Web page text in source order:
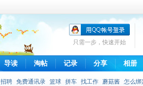
只需一步，快速开始
导读 淘帖 记录 分享 相册
招聘 免费通讯录 篮球 拼车 找工作 蘑菇酱 怎么绑